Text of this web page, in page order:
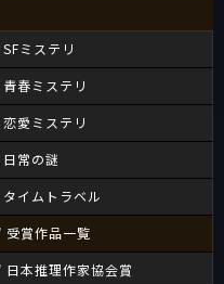
SFミステリ
青春ミステリ
恋愛ミステリ
日常の謎
タイムトラベル
受賞作品一覧
日本推理作家協会賞